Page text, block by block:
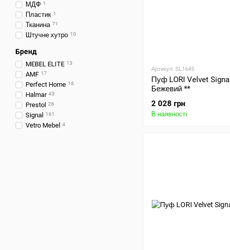
Артикул: SL1645
Пуф LORI Velvet Signal
Бежевий **
2 028 грн
В наявності
МДФ 1
Пластик 1
Тканина 71
Штучне хутро 10
Бренд
MEBEL ELITE 13
AMF 17
Perfect Home 16
Halmar 43
Prestol 26
Signal 161
Vetro Mebel 4